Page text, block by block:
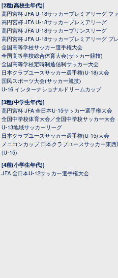
[2種(高校生年代)]
高円宮杯 JFA U-18サッカープレミアリーグ フ
高円宮杯 JFA U-18サッカープレミアリーグ
高円宮杯 JFA U-18サッカープリンスリーグ
高円宮杯 JFA U-18サッカープレミアリーグ プ
全国高等学校サッカー選手権大会
全国高等学校総合体育大会(サッカー競技)
全国高等学校定時制通信制サッカー大会
日本クラブユースサッカー選手権(U-18)大会
国民スポーツ大会(サッカー競技)
U-16 インターナショナルドリームカップ
[3種(中学生年代)]
高円宮杯 JFA 全日本U-15サッカー選手権大会
全国中学校体育大会／全国中学校サッカー大会
U-13地域サッカーリーグ
日本クラブユースサッカー選手権(U-15)大会
メニコンカップ 日本クラブユースサッカー東
(U-15)
[4種(小学生年代)]
JFA 全日本U-12サッカー選手権大会